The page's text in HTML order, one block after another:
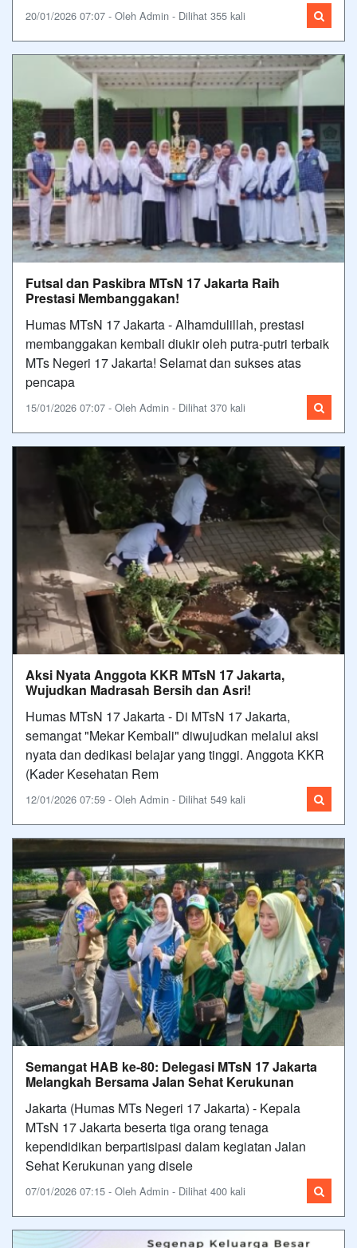
20/01/2026 07:07 - Oleh Admin - Dilihat 355 kali
Futsal dan Paskibra MTsN 17 Jakarta Raih
Prestasi Membanggakan!
Humas MTsN 17 Jakarta - Alhamdulillah, prestasi
membanggakan kembali diukir oleh putra-putri terbaik
MTs Negeri 17 Jakarta! Selamat dan sukses atas
pencapa
15/01/2026 07:07 - Oleh Admin - Dilihat 370 kali
Aksi Nyata Anggota KKR MTsN 17 Jakarta,
Wujudkan Madrasah Bersih dan Asri!
Humas MTsN 17 Jakarta - Di MTsN 17 Jakarta,
semangat "Mekar Kembali" diwujudkan melalui aksi
nyata dan dedikasi belajar yang tinggi. Anggota KKR
(Kader Kesehatan Rem
12/01/2026 07:59 - Oleh Admin - Dilihat 549 kali
Semangat HAB ke-80: Delegasi MTsN 17 Jakarta
Melangkah Bersama Jalan Sehat Kerukunan
Jakarta (Humas MTs Negeri 17 Jakarta) - Kepala
MTsN 17 Jakarta beserta tiga orang tenaga
kependidikan berpartisipasi dalam kegiatan Jalan
Sehat Kerukunan yang disele
07/01/2026 07:15 - Oleh Admin - Dilihat 400 kali